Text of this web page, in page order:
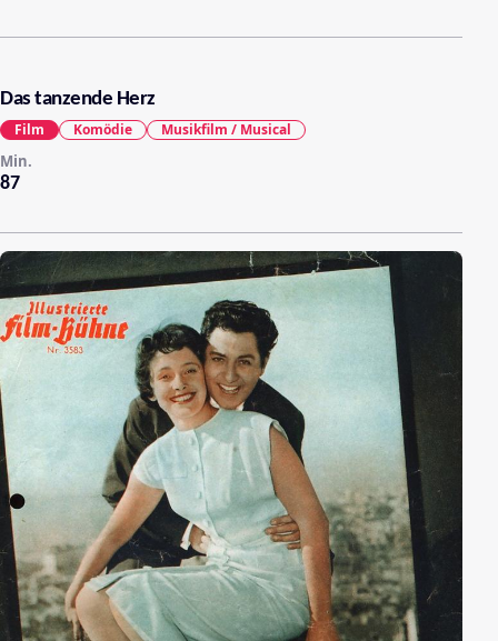
Das tanzende Herz
87
Min.
Film Komödie Musikfilm / Musical